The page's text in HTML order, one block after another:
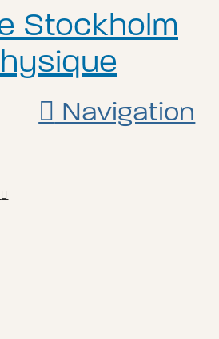
Navigation